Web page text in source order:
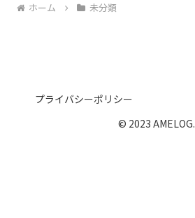
ホーム 未分類
プライバシーポリシー
© 2023 AMELOG.